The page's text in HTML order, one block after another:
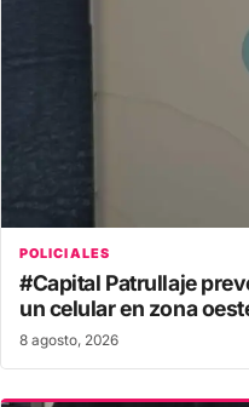
POLICIALES
#Capital Patrullaje
un celular en zona
8 agosto, 2026